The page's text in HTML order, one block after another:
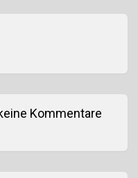
Kommentare